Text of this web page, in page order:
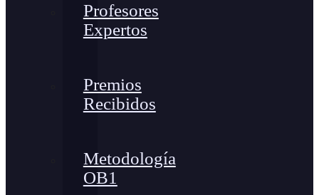
Profesores
Expertos
Premios
Recibidos
Metodología
OB1